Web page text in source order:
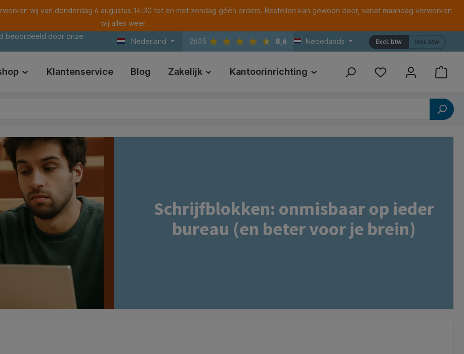
wij van donderdag 6 augustus 14:30 tot en met zondag géén orders. Bestellen kan gewoon door, vanaf maandag verwerken
wij alles weer.
beoordeeld door onze
Nederland 2605 8,6 Nederlands Incl. btw
Excl. btw
Klantenservice Blog Zakelijk Kantoorinrichting Print Referenties
Schrijfblokken: onmisbaar op ieder
bureau (en beter voor je brein)